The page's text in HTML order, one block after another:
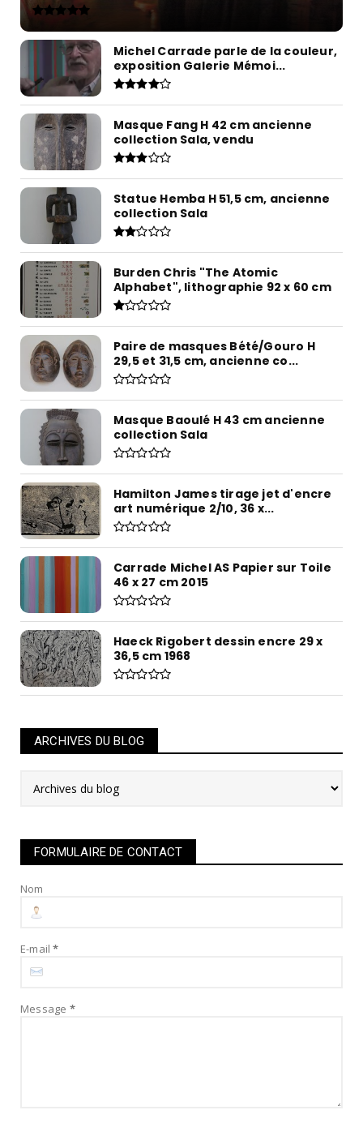
Michel Carrade parle de la couleur,
exposition Galerie Mémoi...
Masque Fang H 42 cm ancienne
collection Sala, vendu
Statue Hemba H 51,5 cm, ancienne
collection Sala
Burden Chris "The Atomic
Alphabet", lithographie 92 x 60 cm
Paire de masques Bété/Gouro H
29,5 et 31,5 cm, ancienne co...
Masque Baoulé H 43 cm ancienne
collection Sala
Hamilton James tirage jet d'encre
art numérique 2/10, 36 x...
Carrade Michel AS Papier sur Toile
46 x 27 cm 2015
Haeck Rigobert dessin encre 29 x
36,5 cm 1968
ARCHIVES DU BLOG
FORMULAIRE DE CONTACT
Nom
E-mail*
Message *